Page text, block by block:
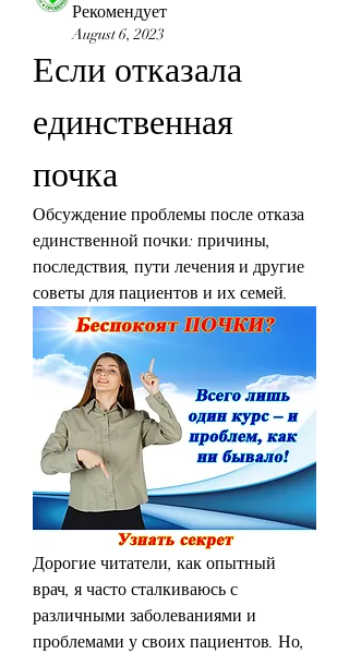
Рекомендует
August 6, 2023
Если отказала
единственная
почка
Обсуждение проблемы после отказа
единственной почки: причины,
последствия, пути лечения и другие
советы для пациентов и их семей.
Дорогие читатели, как опытный
врач, я часто сталкиваюсь с
различными заболеваниями и
проблемами у своих пациентов. Но,